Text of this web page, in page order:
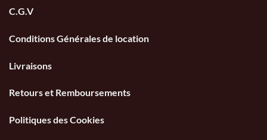
C.G.V
Conditions Générales de location
Livraisons
Retours et Remboursements
Politiques des Cookies